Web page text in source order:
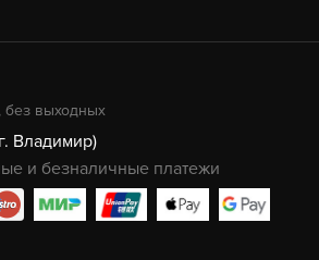
, без выходных
Владимир)
и безналичные платежи